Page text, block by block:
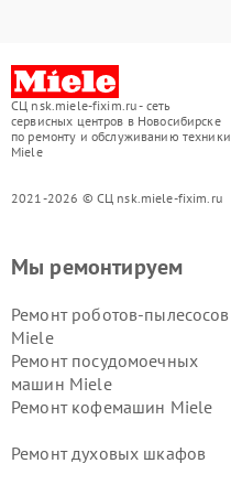
СЦ nsk.miele-fixim.ru - сеть
сервисных центров в Новосибирске
по ремонту и обслуживанию техники
Miele
2021-2026 © СЦ nsk.miele-fixim.ru
Мы ремонтируем
Ремонт роботов-пылесосов
Miele
Ремонт посудомоечных
машин Miele
Ремонт кофемашин Miele
Ремонт духовых шкафов